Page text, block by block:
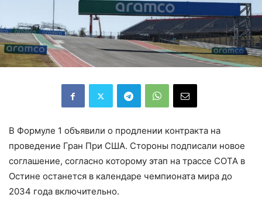
В Формуле 1 объявили о продлении контракта на
проведение Гран При США. Стороны подписали новое
соглашение, согласно которому этап на трассе COTA в
Остине останется в календаре чемпионата мира до
2034 года включительно.